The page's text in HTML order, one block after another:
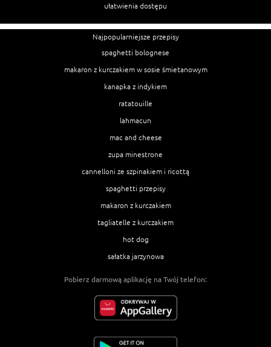
ułatwienia dostępu
Najpopularniejsze przepisy
spaghetti bolognese
makaron z kurczakiem w sosie śmietanowym
kanapka z indykiem
ratatouille
lahmacun
mac and cheese
zupa minestrone
cannelloni ze szpinakiem i ricottą
spaghetti przepisy
makaron z kurczakiem
tagliatelle z kurczakiem
hot dog
sałatka jarzynowa
Pobierz darmową aplikację na Twój telefon: